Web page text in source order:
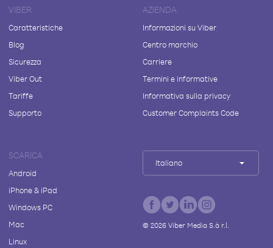
VIBER
Caratteristiche
Blog
Sicurezza
Viber Out
Tariffe
Supporto
AZIENDA
Informazioni su Viber
Centro marchio
Carriere
Termini e informative
Informativa sulla privacy
Customer Complaints Code
SCARICA
Android
iPhone & iPad
Windows PC
Mac
Linux
Italiano
© 2026Viber Media S.à r.l.